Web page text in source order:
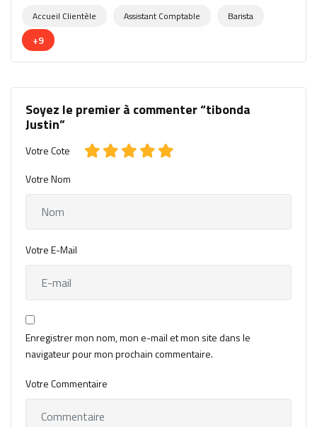
Accueil Clientèle Assistant Comptable Barista
+9
Soyez le premier à commenter “tibonda
Justin”
Votre Cote
Votre Nom
Votre E-Mail
Enregistrer mon nom, mon e-mail et mon site dans le
navigateur pour mon prochain commentaire.
Votre Commentaire